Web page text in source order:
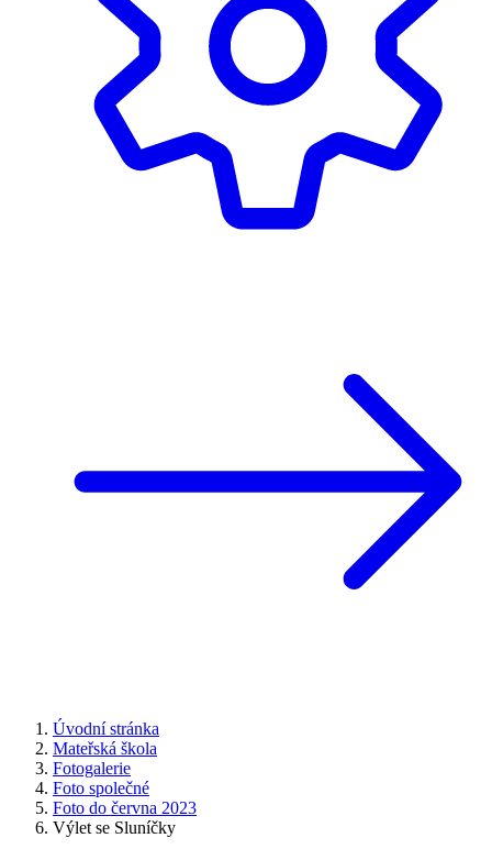
Úvodní stránka
Mateřská škola
Fotogalerie
Foto společné
Foto do června 2023
Výlet se Sluníčky